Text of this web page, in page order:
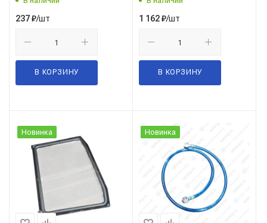
237₽/шт
В КОРЗИНУ
1 162₽/шт
В КОРЗИНУ
Новинка Новинка